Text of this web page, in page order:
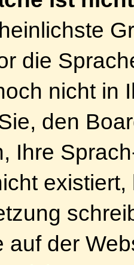
werden am
können neue
lösche ich
der
sind, können
oder editieren.
(eventuell nur
Editieren
Sollte jemand